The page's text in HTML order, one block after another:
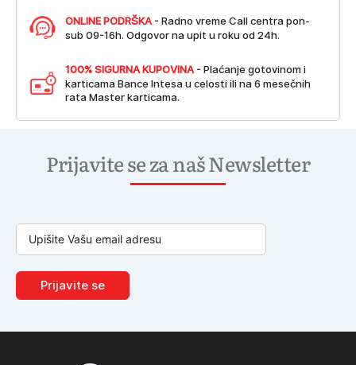
ONLINE PODRŠKA - Radno vreme Call centra pon-
sub 09-16h. Odgovor na upit u roku od 24h.
100% SIGURNA KUPOVINA - Plaćanje gotovinom i
karticama Bance Intesa u celosti ili na 6 mesečnih
rata Master karticama.
Prijavite se za naš Newsletter
Prijavite se